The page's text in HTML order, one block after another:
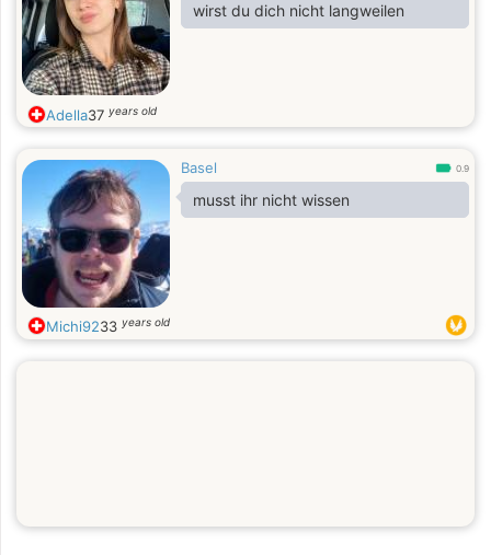
wirst du dich nicht langweilen
Adella37 years old
Basel 0.9
musst ihr nicht wissen
Michi9233 years old